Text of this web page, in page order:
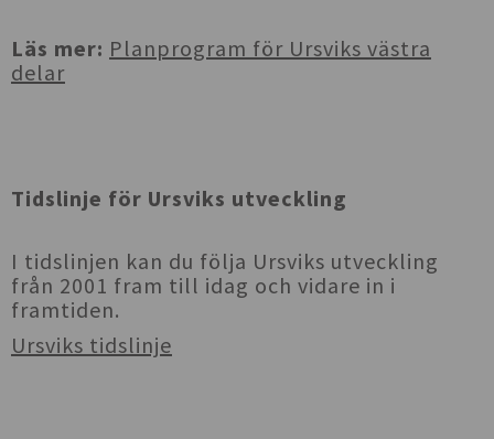
Läs mer: Planprogram för Ursviks västra
delar
Tidslinje för Ursviks utveckling
I tidslinjen kan du följa Ursviks utveckling
från 2001 fram till idag och vidare in i
framtiden.
Ursviks tidslinje